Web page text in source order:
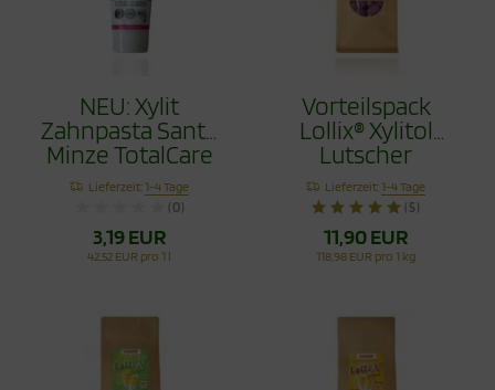
NEU: Xylit
Zahnpasta Sante
Minze TotalCare
75ml
Lieferzeit:1-4 Tage
(0)
3,19 EUR
42,52 EUR pro 1 l
Vorteilspack
Lollix® Xylitol
Lutscher
Erdbeere 100g
Lieferzeit:1-4 Tage
(5)
11,90 EUR
118,98 EUR pro 1 kg